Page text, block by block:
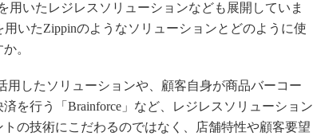
いたレジレスソリューションなども展開していま
いたZippinのようなソリューションとどのように使
。
したソリューションや、顧客自身が商品バーコー
を行う「Brainforce」など、レジレスソリューション
の技術にこだわるのではなく、店舗特性や顧客要望